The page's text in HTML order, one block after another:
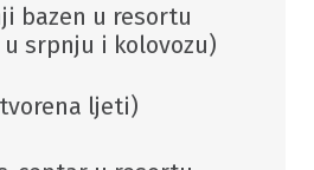
bazen u resortu
srpnju i kolovozu)
ljeti)